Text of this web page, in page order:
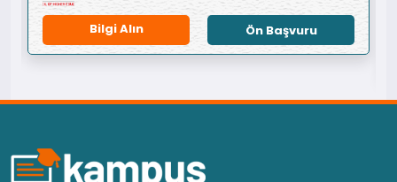
Bilgi Alın Ön Başvuru